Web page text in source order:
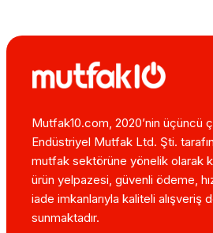
Mutfak10.com, 2020’nin üçüncü
Endüstriyel Mutfak Ltd. Şti.
mutfak sektörüne yönelik olarak
ürün yelpazesi, güvenli ödeme,
iade imkanlarıyla kaliteli alışveriş
sunmaktadır.